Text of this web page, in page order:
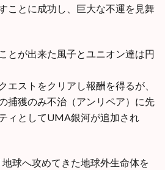
ことに成功し、巨大な不運を見舞
とが出来た風子とユニオン達は円
エストをクリアし報酬を得るが、
捕獲のみ不治（アンリペア）に先
ィとしてUMA銀河が追加され
球へ攻めてきた地球外生命体を